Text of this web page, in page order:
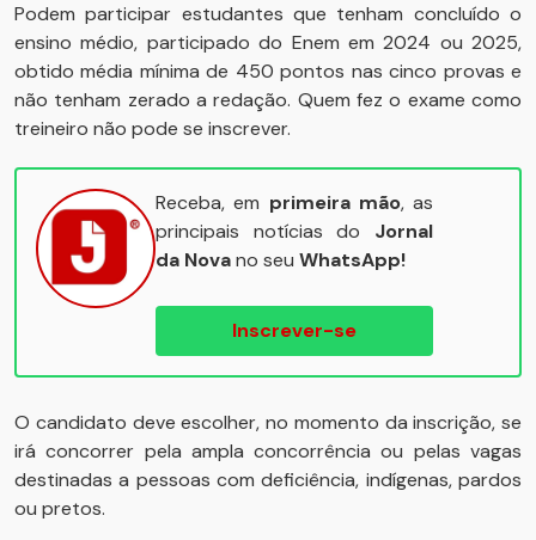
Podem participar estudantes que tenham concluído o
ensino médio, participado do Enem em 2024 ou 2025,
obtido média mínima de 450 pontos nas cinco provas e
não tenham zerado a redação. Quem fez o exame como
treineiro não pode se inscrever.
Receba, em primeira mão, as
principais notícias do Jornal
da Novano seu WhatsApp!
Inscrever-se
O candidato deve escolher, no momento da inscrição, se
irá concorrer pela ampla concorrência ou pelas vagas
destinadas a pessoas com deficiência, indígenas, pardos
ou pretos.